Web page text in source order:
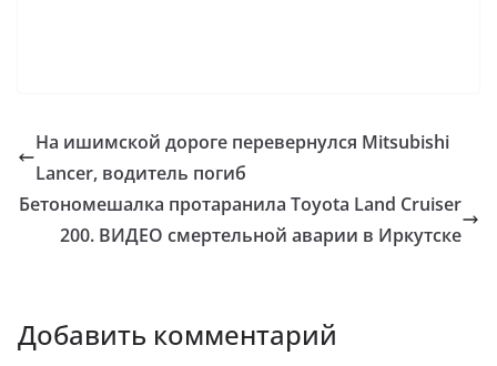
На ишимской дороге перевернулся Mitsubishi
Lancer, водитель погиб
Бетономешалка протаранила Toyota Land Cruiser
200. ВИДЕО смертельной аварии в Иркутске
Добавить комментарий